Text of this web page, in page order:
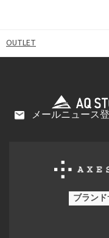
OUTLET
メールニュース
ブランド